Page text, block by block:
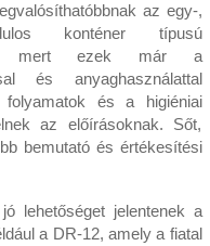
az egy-,
konténer típusú
mert ezek már a
és anyaghasználattal
folyamatok és a higiéniai
az előírásoknak. Sőt,
bemutató és értékesítési
lehetőséget jelentenek a
a DR-12, amely a fiatal